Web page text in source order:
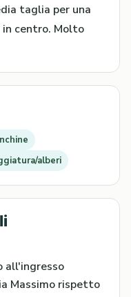
taglia per una
centro. Molto
alberi
all'ingresso
Massimo rispetto